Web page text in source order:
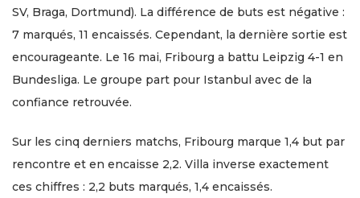
SV, Braga, Dortmund). La différence de buts est négative :
7 marqués, 11 encaissés. Cependant, la dernière sortie est
encourageante. Le 16 mai, Fribourg a battu Leipzig 4-1 en
Bundesliga. Le groupe part pour Istanbul avec de la
confiance retrouvée.
Sur les cinq derniers matchs, Fribourg marque 1,4 but par
rencontre et en encaisse 2,2. Villa inverse exactement
ces chiffres : 2,2 buts marqués, 1,4 encaissés.